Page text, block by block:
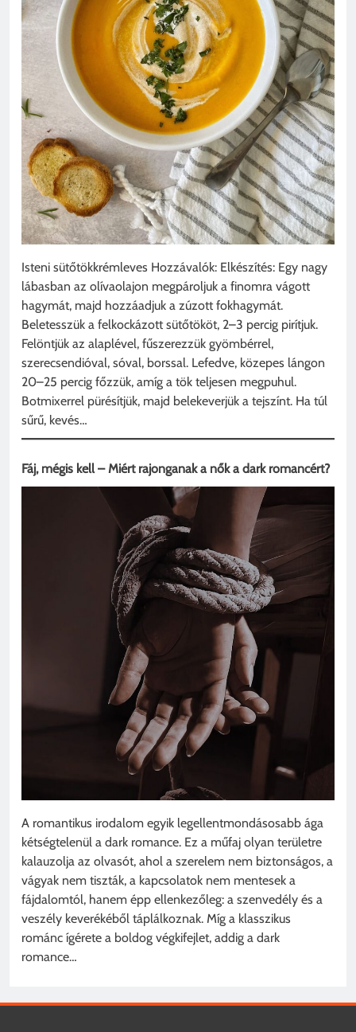
Isteni sütőtökkrémleves Hozzávalók: Elkészítés: Egy nagy
lábasban az olívaolajon megpároljuk a finomra vágott
hagymát, majd hozzáadjuk a zúzott fokhagymát.
Beletesszük a felkockázott sütőtököt, 2–3 percig pirítjuk.
Felöntjük az alaplével, fűszerezzük gyömbérrel,
szerecsendióval, sóval, borssal. Lefedve, közepes lángon
20–25 percig főzzük, amíg a tök teljesen megpuhul.
Botmixerrel pürésítjük, majd belekeverjük a tejszínt. Ha túl
sűrű, kevés…
Fáj, mégis kell – Miért rajonganak a nők a dark romancért?
A romantikus irodalom egyik legellentmondásosabb ága
kétségtelenül a dark romance. Ez a műfaj olyan területre
kalauzolja az olvasót, ahol a szerelem nem biztonságos, a
vágyak nem tiszták, a kapcsolatok nem mentesek a
fájdalomtól, hanem épp ellenkezőleg: a szenvedély és a
veszély keverékéből táplálkoznak. Míg a klasszikus
románc ígérete a boldog végkifejlet, addig a dark
romance…